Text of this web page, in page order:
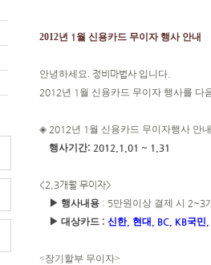
2012년 1 월 신용카드 무이자 행사 안내
안녕하세요. 정비마법사 입니다
2012년 1 월 신용카드 무이자 행사를 다
◈ 2012년 1 월 신용카드 무이자행사 안
행사기간: 2012.1.01 ~ 1.31
<2,3개월 무이자>
▶ 행사내용 : 5만원이상 결제 시 2~3
▶ 대상카드 : 신한, 현대 , BC, KB국민
<장기할부 무이자>